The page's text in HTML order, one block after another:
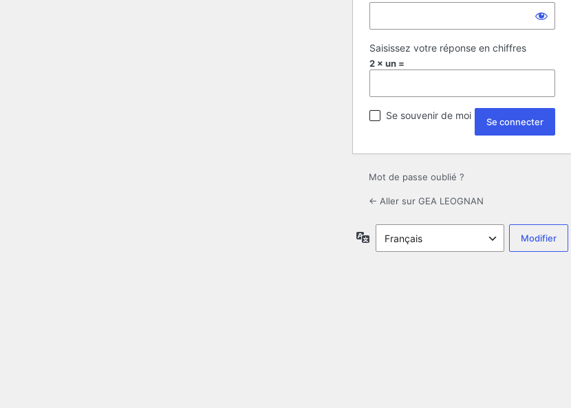
Saisissez votre réponse en chiffres
2 × un =
Se souvenir de moi
Mot de passe oublié ?
← Aller sur GEA LEOGNAN
Langue